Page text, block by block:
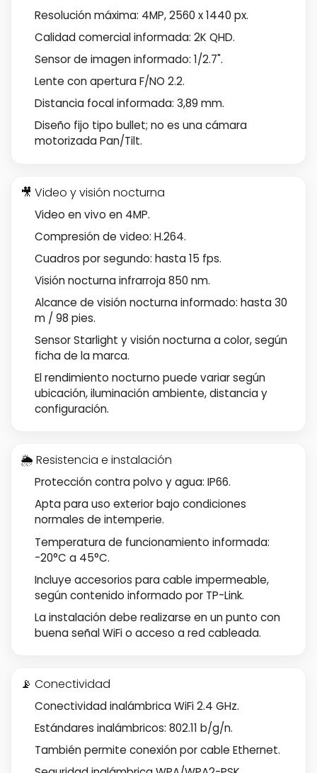
Resolución máxima: 4MP, 2560 x 1440 px.
Calidad comercial informada: 2K QHD.
Sensor de imagen informado: 1/2.7".
Lente con apertura F/NO 2.2.
Distancia focal informada: 3,89 mm.
Diseño fijo tipo bullet; no es una cámara
motorizada Pan/Tilt.
🎥 Video y visión nocturna
Video en vivo en 4MP.
Compresión de video: H.264.
Cuadros por segundo: hasta 15 fps.
Visión nocturna infrarroja 850 nm.
Alcance de visión nocturna informado: hasta 30
m / 98 pies.
Sensor Starlight y visión nocturna a color, según
ficha de la marca.
El rendimiento nocturno puede variar según
ubicación, iluminación ambiente, distancia y
configuración.
🌦️ Resistencia e instalación
Protección contra polvo y agua: IP66.
Apta para uso exterior bajo condiciones
normales de intemperie.
Temperatura de funcionamiento informada:
-20°C a 45°C.
Incluye accesorios para cable impermeable,
según contenido informado por TP-Link.
La instalación debe realizarse en un punto con
buena señal WiFi o acceso a red cableada.
📡 Conectividad
Conectividad inalámbrica WiFi 2.4 GHz.
Estándares inalámbricos: 802.11 b/g/n.
También permite conexión por cable Ethernet.